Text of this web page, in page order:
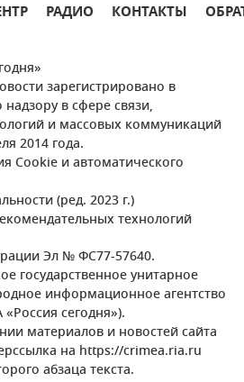
РАДИО КОНТАКТЫ
зарегистрировано в
в сфере связи,
и массовых коммуникаций
2014 года.
Cookie и автоматического
(ред. 2023 г.)
технологий
Эл № ФС77-57640.
государственное унитарное
информационное агентство
сегодня»).
материалов и новостей сайта
на https://crimea.ria.ru
абзаца текста.